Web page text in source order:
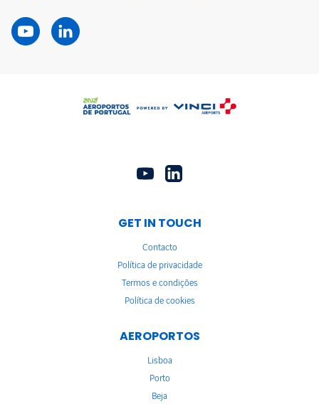
GET IN TOUCH
Contacto
Política de privacidade
Termos e condições
Política de cookies
AEROPORTOS
Lisboa
Porto
Beja